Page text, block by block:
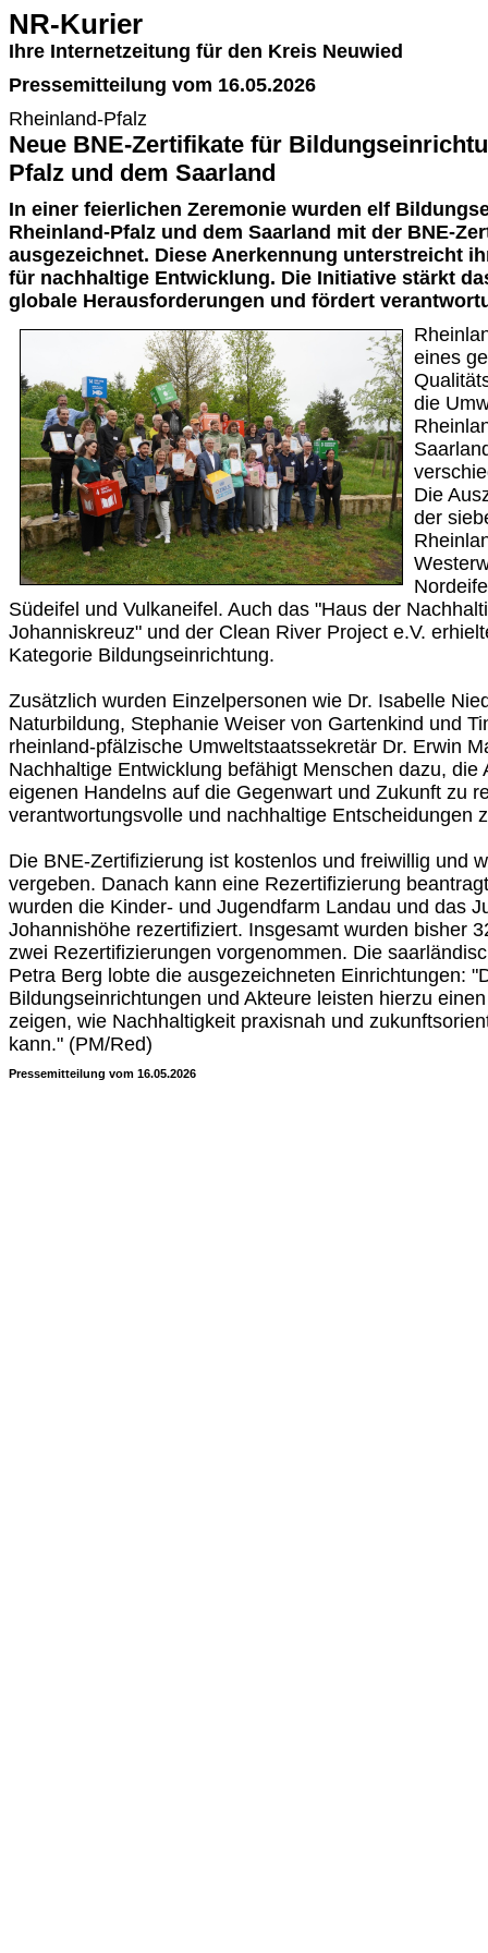
NR-Kurier
Ihre Internetzeitung für den Kreis Neuwied
Pressemitteilung vom 16.05.2026
Rheinland-Pfalz
Neue BNE-Zertifikate für
Pfalz und dem Saarland
In einer feierlichen Zeremonie wurden elf
Rheinland-Pfalz und dem Saarland mit der BNE-
ausgezeichnet. Diese Anerkennung unterstreicht
für nachhaltige Entwicklung. Die Initiative stärkt
globale Herausforderungen und fördert
eines
die
Die
der
Südeifel und Vulkaneifel. Auch das "Haus der
Johanniskreuz" und der Clean River Project e.V.
Kategorie Bildungseinrichtung.
Zusätzlich wurden Einzelpersonen wie Dr. Isabelle
Naturbildung, Stephanie Weiser von Gartenkind und
rheinland-pfälzische Umweltstaatssekretär Dr. Erwin
Nachhaltige Entwicklung befähigt Menschen dazu, die
eigenen Handelns auf die Gegenwart und Zukunft zu
verantwortungsvolle und nachhaltige Entscheidungen
Die BNE-Zertifizierung ist kostenlos und freiwillig und
vergeben. Danach kann eine Rezertifizierung
wurden die Kinder- und Jugendfarm Landau und das
Johannishöhe rezertifiziert. Insgesamt wurden bisher
zwei Rezertifizierungen vorgenommen. Die
Petra Berg lobte die ausgezeichneten Einrichtungen:
Bildungseinrichtungen und Akteure leisten hierzu
zeigen, wie Nachhaltigkeit praxisnah und
kann." (PM/Red)
Pressemitteilung vom 16.05.2026